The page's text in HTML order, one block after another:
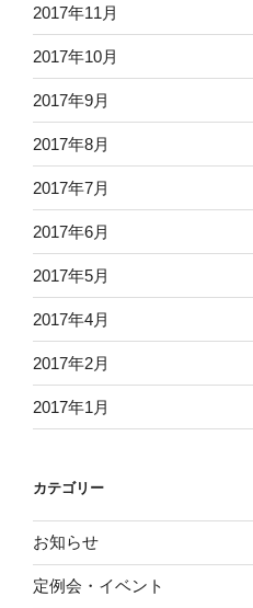
2017年11月
2017年10月
2017年9月
2017年8月
2017年7月
2017年6月
2017年5月
2017年4月
2017年2月
2017年1月
カテゴリー
お知らせ
定例会・イベント